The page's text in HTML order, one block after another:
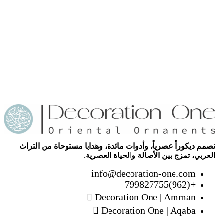
نصمم ديكوراً عصرياً، وأدوات مائدة، وهدايا مستوحاة من التراث
العربي، تمزج بين الأصالة والحياة العصرية.
info@decoration-one.com
+(962)799827755
Decoration One | Amman
Decoration One | Aqaba